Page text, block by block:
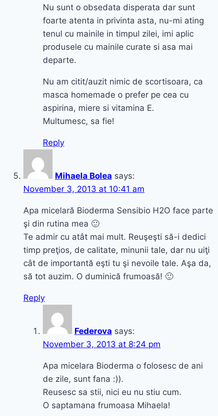
Nu sunt o obsedata disperata dar sunt
foarte atenta in privinta asta, nu-mi ating
tenul cu mainile in timpul zilei, imi aplic
produsele cu mainile curate si asa mai
departe.
Nu am citit/auzit nimic de scortisoara, ca
masca homemade o prefer pe cea cu
aspirina, miere si vitamina E.
Multumesc, sa fie!
Reply
Mihaela Bolea says:
November 3, 2013 at 10:41 am
Apa micelară Bioderma Sensibio H2O face parte
şi din rutina mea 🙂
Te admir cu atât mai mult. Reuşeşti să-i dedici
timp preţios, de calitate, minunii tale, dar nu uiţi
cât de importantă eşti tu şi nevoile tale. Aşa da,
să tot auzim. O duminică frumoasă! 🙂
Reply
Federova says:
November 3, 2013 at 8:24 pm
Apa micelara Bioderma o folosesc de ani
de zile, sunt fana :)).
Reusesc sa stii, nici eu nu stiu cum.
O saptamana frumoasa Mihaela!